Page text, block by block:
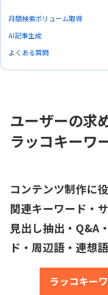
月間検索ボリューム取得
AI記事生成
よくある質問
ユーザーの求
ラッコキーワ
コンテンツ制作に
関連キーワード・
見出し抽出・Q&A
ド・周辺語・連想
ラッコキー